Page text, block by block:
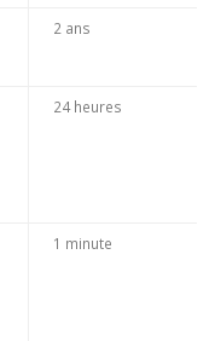
2 ans
24 heures
1 minute